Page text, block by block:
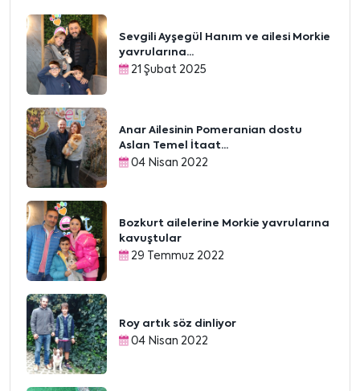
Sevgili Ayşegül Hanım ve ailesi Morkie
yavrularına...
21 Şubat 2025
Anar Ailesinin Pomeranian dostu
Aslan Temel İtaat...
04 Nisan 2022
Bozkurt ailelerine Morkie yavrularına
kavuştular
29 Temmuz 2022
Roy artık söz dinliyor
04 Nisan 2022